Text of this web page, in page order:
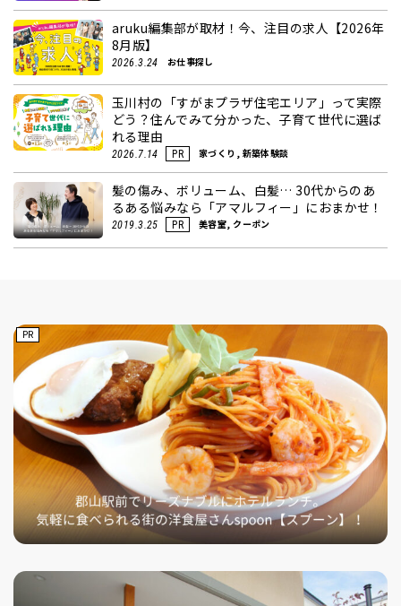
aruku編集部が取材！今、注目の求人【2026年
8月版】
2026.3.24 お仕事探し
玉川村の「すがまプラザ住宅エリア」って実際
どう？住んでみて分かった、子育て世代に選ば
れる理由
2026.7.14 PR 家づくり, 新築体験談
髪の傷み、ボリューム、白髪… 30代からのあ
るある悩みなら「アマルフィー」におまかせ！
2019.3.25 PR 美容室, クーポン
PR